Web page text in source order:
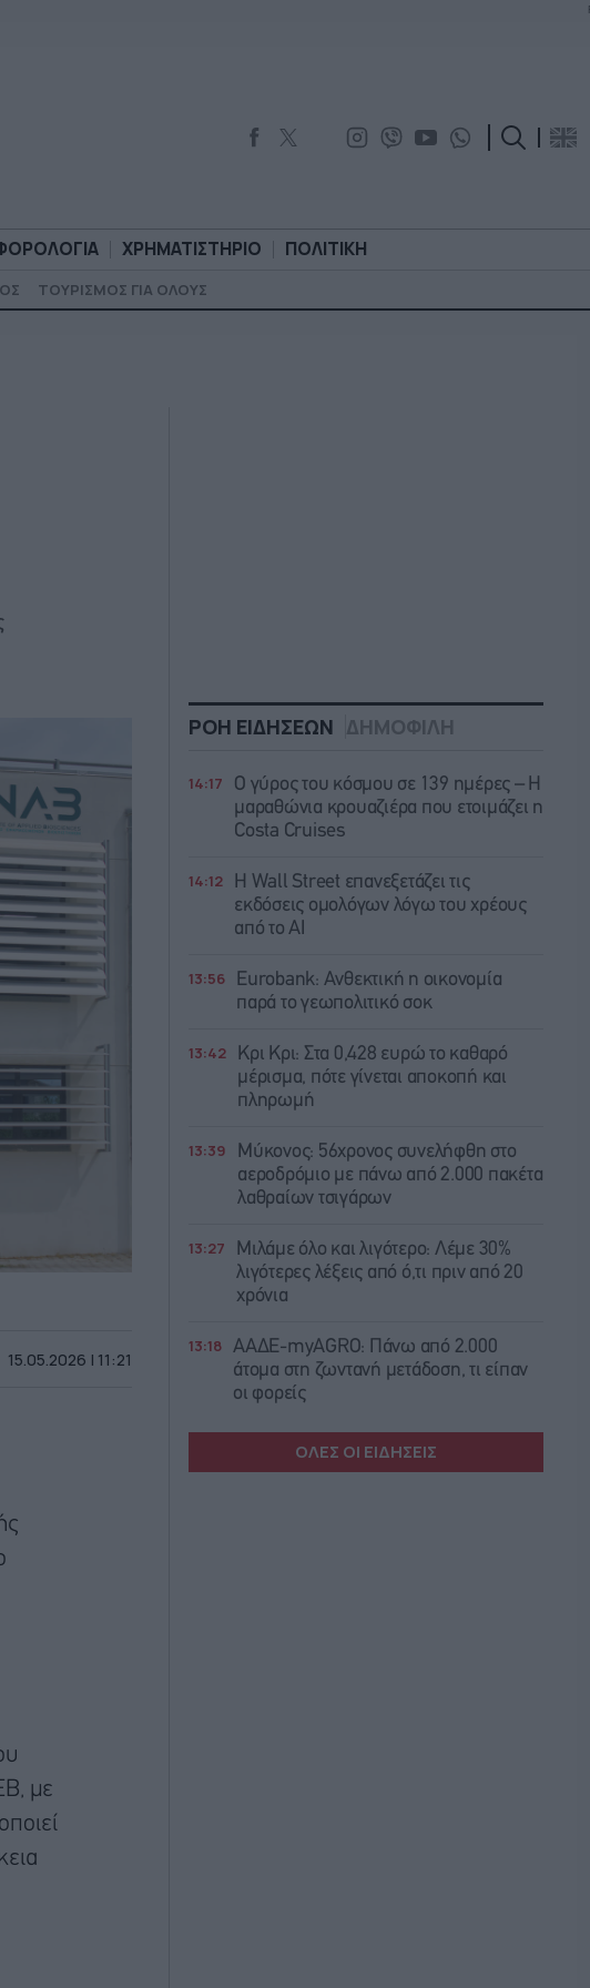
ΧΡΗΜΑΤΙΣΤΗΡΙΟ ΠΟΛΙΤΙΚΗ
ΤΟΥΡΙΣΜΟΣ ΓΙΑ ΟΛΟΥΣ
15.05.2026 | 11:21
με
ΡΟΗ ΕΙΔΗΣΕΩΝ ΔΗΜΟΦΙΛΗ
14:17
Ο γύρος του κόσμου σε 139 ημέρες – Η
μαραθώνια κρουαζιέρα που ετοιμάζει η
Costa Cruises
14:12
Η Wall Street επανεξετάζει τις
εκδόσεις ομολόγων λόγω του χρέους
από το AI
13:56
Eurobank: Ανθεκτική η οικονομία
παρά το γεωπολιτικό σοκ
13:42
Κρι Κρι: Στα 0,428 ευρώ το καθαρό
μέρισμα, πότε γίνεται αποκοπή και
πληρωμή
13:39
Μύκονος: 56χρονος συνελήφθη στο
αεροδρόμιο με πάνω από 2.000 πακέτα
λαθραίων τσιγάρων
13:27
Μιλάμε όλο και λιγότερο: Λέμε 30%
λιγότερες λέξεις από ό,τι πριν από 20
χρόνια
13:18 ΑΑΔΕ-myAGRO: Πάνω από 2.000
άτομα στη ζωντανή μετάδοση, τι είπαν
οι φορείς
ΟΛΕΣ ΟΙ ΕΙΔΗΣΕΙΣ